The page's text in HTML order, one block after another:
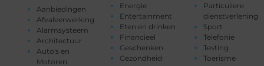
Aanbiedingen
Afvalverwerking
Alarmsysteem
Architectuur
Auto's en
Motoren
Energie
Entertainment
Eten en drinken
Financieel
Geschenken
Gezondheid
Particuliere
dienstverlening
Sport
Telefonie
Testing
Toerisme